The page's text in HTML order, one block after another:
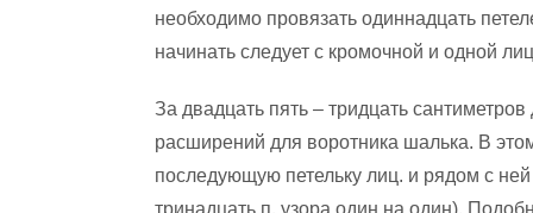
необходимо провязать одиннадцать
начинать следует с кромочной и одной
За двадцать пять – тридцать
расширений для воротника шалька. В
последующую петельку лиц. и рядом с
тринадцать п. узора один на один).